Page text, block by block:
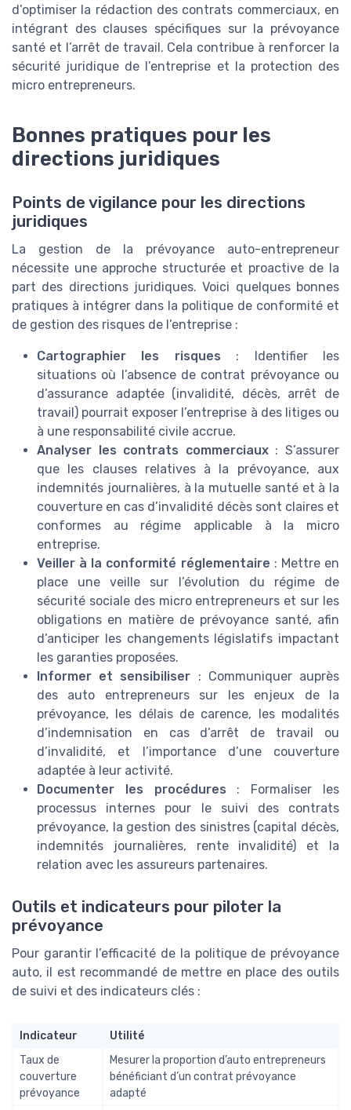
d’optimiser la rédaction des contrats commerciaux, en
intégrant des clauses spécifiques sur la prévoyance
santé et l’arrêt de travail. Cela contribue à renforcer la
sécurité juridique de l’entreprise et la protection des
micro entrepreneurs.
Bonnes pratiques pour les
directions juridiques
Points de vigilance pour les directions
juridiques
La gestion de la prévoyance auto-entrepreneur
nécessite une approche structurée et proactive de la
part des directions juridiques. Voici quelques bonnes
pratiques à intégrer dans la politique de conformité et
de gestion des risques de l’entreprise :
Cartographier les risques : Identifier les
situations où l’absence de contrat prévoyance ou
d’assurance adaptée (invalidité, décès, arrêt de
travail) pourrait exposer l’entreprise à des litiges ou
à une responsabilité civile accrue.
Analyser les contrats commerciaux: S’assurer
que les clauses relatives à la prévoyance, aux
indemnités journalières, à la mutuelle santé et à la
couverture en cas d’invalidité décès sont claires et
conformes au régime applicable à la micro
entreprise.
Veiller à la conformité réglementaire : Mettre en
place une veille sur l’évolution du régime de
sécurité sociale des micro entrepreneurs et sur les
obligations en matière de prévoyance santé, afin
d’anticiper les changements législatifs impactant
les garanties proposées.
Informer et sensibiliser : Communiquer auprès
des auto entrepreneurs sur les enjeux de la
prévoyance, les délais de carence, les modalités
d’indemnisation en cas d’arrêt de travail ou
d’invalidité, et l’importance d’une couverture
adaptée à leur activité.
Documenter les procédures : Formaliser les
processus internes pour le suivi des contrats
prévoyance, la gestion des sinistres (capital décès,
indemnités journalières, rente invalidité) et la
relation avec les assureurs partenaires.
Outils et indicateurs pour piloter la
prévoyance
Pour garantir l’efficacité de la politique de prévoyance
auto, il est recommandé de mettre en place des outils
de suivi et des indicateurs clés :
Indicateur
Utilité
Taux de
couverture
prévoyance
Mesurer la proportion d’auto entrepreneurs
bénéficiant d’un contrat prévoyance
adapté